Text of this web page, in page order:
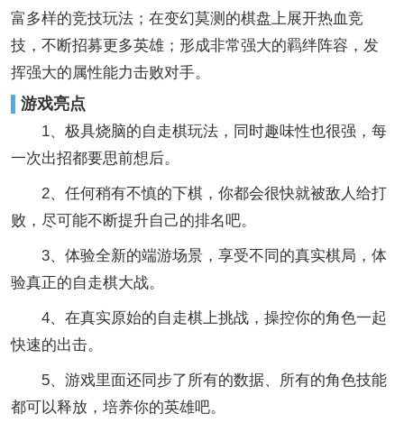
富多样的竞技玩法；在变幻莫测的棋盘上展开热血竞
技，不断招募更多英雄；形成非常强大的羁绊阵容，发
挥强大的属性能力击败对手。
游戏亮点
1、极具烧脑的自走棋玩法，同时趣味性也很强，每
一次出招都要思前想后。
2、任何稍有不慎的下棋，你都会很快就被敌人给打
败，尽可能不断提升自己的排名吧。
3、体验全新的端游场景，享受不同的真实棋局，体
验真正的自走棋大战。
4、在真实原始的自走棋上挑战，操控你的角色一起
快速的出击。
5、游戏里面还同步了所有的数据、所有的角色技能
都可以释放，培养你的英雄吧。